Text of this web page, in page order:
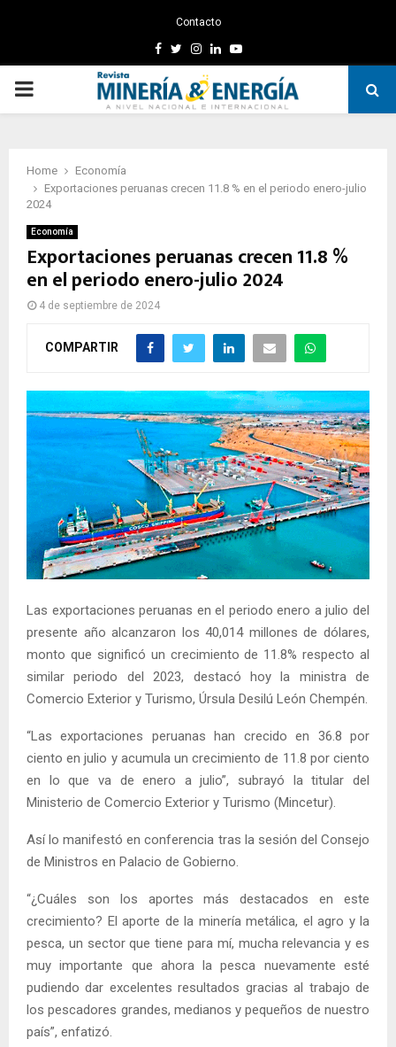
Contacto
Facebook
TwitterInstagram
LinkedinYoutube
PRIMARY
Home
Economía
Exportaciones peruanas crecen 11.8 % en el periodo enero-julio
2024
Economía
Exportaciones peruanas crecen 11.8 %
en el periodo enero-julio 2024
4 de septiembre de 2024
COMPARTIR
Las exportaciones peruanas en el periodo enero a julio del
presente año alcanzaron los 40,014 millones de dólares,
monto que significó un crecimiento de 11.8% respecto al
similar periodo del 2023, destacó hoy la ministra de
Comercio Exterior y Turismo, Úrsula Desilú León Chempén.
“Las exportaciones peruanas han crecido en 36.8 por
ciento en julio y acumula un crecimiento de 11.8 por ciento
en lo que va de enero a julio”, subrayó la titular del
Ministerio de Comercio Exterior y Turismo (Mincetur).
Así lo manifestó en conferencia tras la sesión del Consejo
de Ministros en Palacio de Gobierno.
“¿Cuáles son los aportes más destacados en este
crecimiento? El aporte de la minería metálica, el agro y la
pesca, un sector que tiene para mí, mucha relevancia y es
muy importante que ahora la pesca nuevamente esté
pudiendo dar excelentes resultados gracias al trabajo de
los pescadores grandes, medianos y pequeños de nuestro
país”, enfatizó.